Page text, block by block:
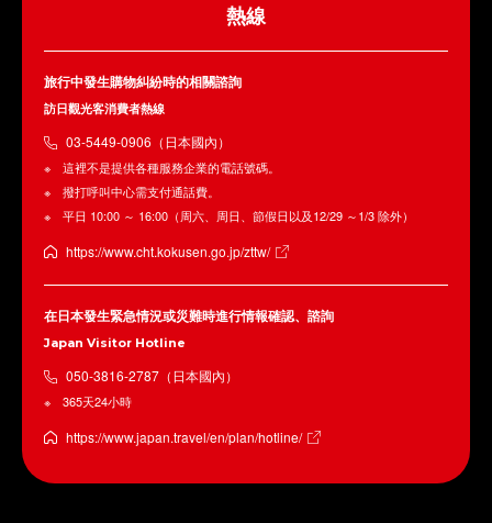
熱線
旅行中發生購物糾紛時的相關諮詢
訪日觀光客消費者熱線
03-5449-0906（日本國內）
這裡不是提供各種服務企業的電話號碼。
撥打呼叫中心需支付通話費。
平日 10:00 ～ 16:00（周六、周日、節假日以及12/29 ～1/3 除外）
https://www.cht.kokusen.go.jp/zttw/
在日本發生緊急情況或災難時進行情報確認、諮詢
Japan Visitor Hotline
050-3816-2787（日本國內）
365天24小時
https://www.japan.travel/en/plan/hotline/